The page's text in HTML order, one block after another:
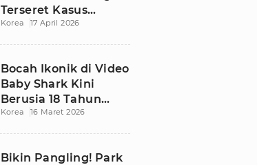
Terseret Kasus
Pelecehan Seksual,
Korea 17 April 2026
Bocah Ikonik di Video
Baby Shark Kini
Berusia 18 Tahun
Bikin Publik
Korea 16 Maret 2026
Bikin Pangling! Park